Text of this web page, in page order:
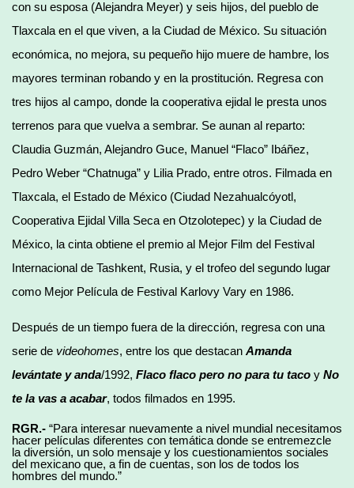
con su esposa (Alejandra Meyer) y seis hijos, del pueblo de
Tlaxcala en el que viven, a la Ciudad de México. Su situación
económica, no mejora, su pequeño hijo muere de hambre, los
mayores terminan robando y en la prostitución. Regresa con
tres hijos al campo, donde la cooperativa ejidal le presta unos
terrenos para que vuelva a sembrar. Se aunan al reparto:
Claudia Guzmán, Alejandro Guce, Manuel “Flaco” Ibáñez,
Pedro Weber “Chatnuga” y Lilia Prado, entre otros. Filmada en
Tlaxcala, el Estado de México (Ciudad Nezahualcóyotl,
Cooperativa Ejidal Villa Seca en Otzolotepec) y la Ciudad de
México, la cinta obtiene el premio al Mejor Film del Festival
Internacional de Tashkent, Rusia, y el trofeo del segundo lugar
como Mejor Película de Festival Karlovy Vary en 1986.
Después de un tiempo fuera de la dirección, regresa con una
serie de videohomes, entre los que destacan Amanda
levántate y anda/1992, Flaco flaco pero no para tu taco y No
te la vas a acabar, todos filmados en 1995.
RGR.- “Para interesar nuevamente a nivel mundial necesitamos
hacer películas diferentes con temática donde se entremezcle
la diversión, un solo mensaje y los cuestionamientos sociales
del mexicano que, a fin de cuentas, son los de todos los
hombres del mundo.”